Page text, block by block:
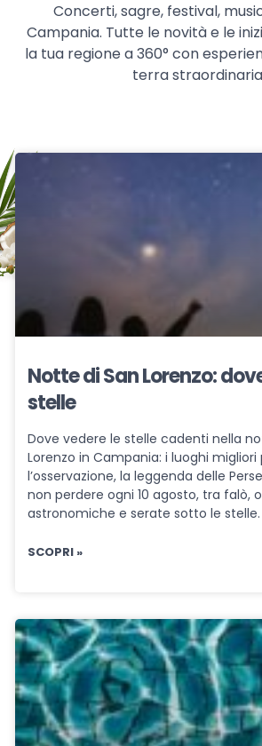
Concerti, sagre, festival,
Campania. Tutte le novità e le
la tua regione a 360° con
terra
Notte di San Lorenzo:
stelle
Dove vedere le stelle cadenti nella
Lorenzo in Campania: i luoghi migliori
l’osservazione, la leggenda delle
non perdere ogni 10 agosto, tra falò,
astronomiche e serate sotto le stelle.
SCOPRI »